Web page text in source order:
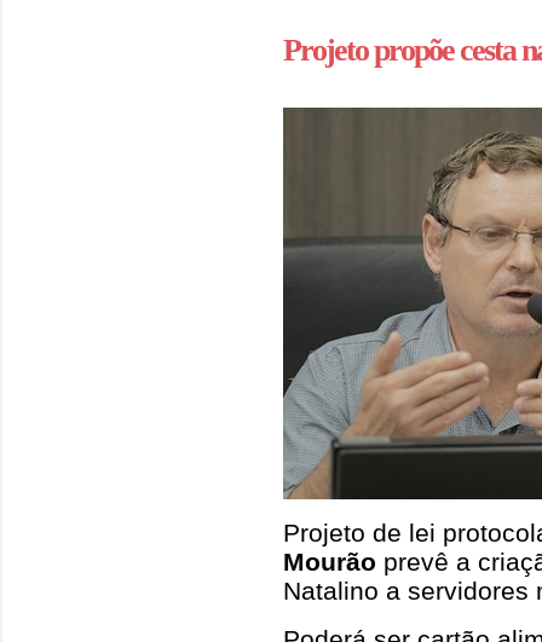
Projeto propõe cesta
Projeto de lei
Mourão prevê a
Natalino a servidores